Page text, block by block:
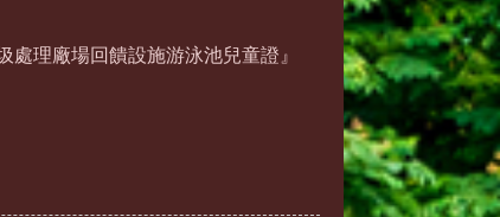
處理廠場回饋設施游泳池兒童證』